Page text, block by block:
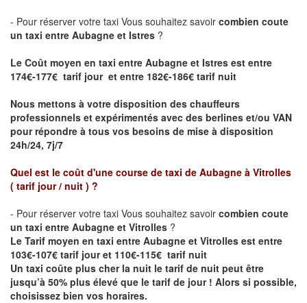
- Pour réserver votre taxi Vous souhaitez savoir combien coute
un taxi entre Aubagne et Istres ?
Le Coût moyen en taxi entre Aubagne et Istres est entre
174€-177€ tarif jour et entre 182€-186€ tarif nuit
Nous mettons à votre disposition des chauffeurs
professionnels et expérimentés avec des berlines et/ou VAN
pour répondre à tous vos besoins de mise à disposition
24h/24, 7j/7
Quel est le coût d'une course de taxi de Aubagne à Vitrolles
( tarif jour / nuit ) ?
- Pour réserver votre taxi Vous souhaitez savoir combien coute
un taxi entre Aubagne et Vitrolles ?
Le Tarif moyen en taxi entre Aubagne et Vitrolles est entre
103€-107€ tarif jour et 110€-115€ tarif nuit
Un taxi coûte plus cher la nuit le tarif de nuit peut être
jusqu’à 50% plus élevé que le tarif de jour ! Alors si possible,
choisissez bien vos horaires.